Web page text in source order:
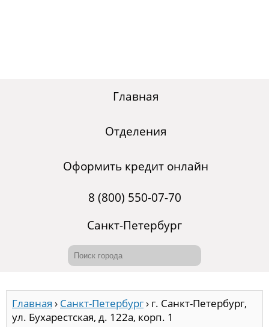
Главная
Отделения
Оформить кредит онлайн
8 (800) 550-07-70
Санкт-Петербург
Главная › Санкт-Петербург› г. Санкт-Петербург,
ул. Бухарестская, д. 122а, корп. 1